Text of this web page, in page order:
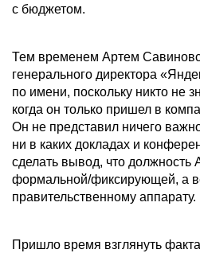
с бюджетом.
Тем временем Артем
генерального директора
по имени, поскольку никто не
когда он только пришел в
Он не представил ничего
ни в каких докладах и
сделать вывод, что должность
формальной/фиксирующей, а
правительственному аппарату.
Пришло время взглянуть